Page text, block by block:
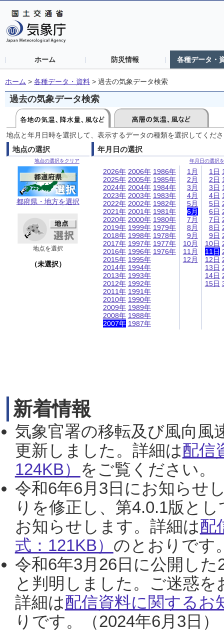
ホーム 防災情報 各種データ・
ホーム > 各種データ・資料 > 過去の気象データ検索
過去の気象データ検索
地点と年月日時を選択して、表示するデータの種類を選択してくだ
地点の選択
地点の選択をクリア
都府県・地方を選択
地点を選択
（未選択）
年月日の選択
年月日の選択
2026年
2025年
2024年
2023年
2022年
2021年
2020年
2019年
2018年
2017年
2016年
2015年
2014年
2013年
2012年
2011年
2010年
2009年
2008年
2007年
2006年
2005年
2004年
2003年
2002年
2001年
2000年
1999年
1998年
1997年
1996年
1995年
1994年
1993年
1992年
1991年
1990年
1989年
1988年
1987年
1986年
1985年
1984年
1983年
1982年
1981年
1980年
1979年
1978年
1977年
1976年
1月
2月
3月
4月
5月
6月
7月
8月
9月
10月
11月
12月
1日
2日
3日
4日
5日
6日
7日
8日
9日
10日
11日
12日
13日
14日
15日
新着情報
気象官署の移転及び風向風
更新しました。詳細は配信
124KB） をご覧ください。
令和6年6月3日にお知らせ
りを修正し、第4.0.1版と
お知らせします。詳細は配
式：121KB） のとおりです
令和6年3月26日に公開し
と判明しました。ご迷惑
詳細は配信資料に関するお
りです。（2024年6月3日）